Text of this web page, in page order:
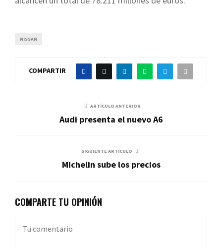
NISSAN
COMPARTIR
ARTÍCULO ANTERIOR
Audi presenta el nuevo A6
SIGUIENTE ARTÍCULO
Michelin sube los precios
COMPARTE TU OPINIÓN